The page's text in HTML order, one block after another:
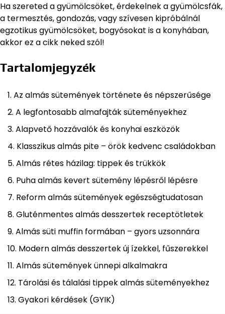
Ha szereted a gyümölcsöket, érdekelnek a gyümölcsfák,
a termesztés, gondozás, vagy szívesen kipróbálnál
egzotikus gyümölcsöket, bogyósokat is a konyhában,
akkor ez a cikk neked szól!
Tartalomjegyzék
Az almás sütemények története és népszerűsége
A legfontosabb almafajták süteményekhez
Alapvető hozzávalók és konyhai eszközök
Klasszikus almás pite – örök kedvenc családokban
Almás rétes házilag: tippek és trükkök
Puha almás kevert sütemény lépésről lépésre
Reform almás sütemények egészségtudatosan
Gluténmentes almás desszertek receptötletek
Almás süti muffin formában – gyors uzsonnára
Modern almás desszertek új ízekkel, fűszerekkel
Almás sütemények ünnepi alkalmakra
Tárolási és tálalási tippek almás süteményekhez
Gyakori kérdések (GYIK)